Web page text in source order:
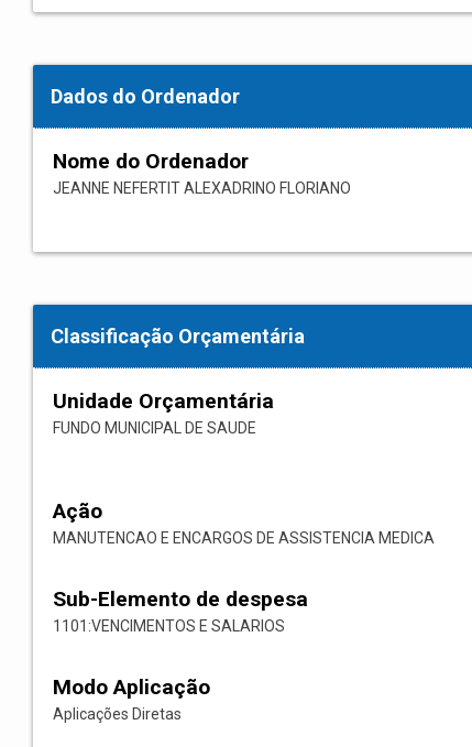
Dados do Ordenador
Nome do Ordenador
JEANNE NEFERTIT ALEXADRINO FLORIANO
Classificação Orçamentária
Unidade Orçamentária
FUNDO MUNICIPAL DE SAUDE
Ação
MANUTENCAO E ENCARGOS DE ASSISTENCIA MEDICA
Sub-Elemento de despesa
1101:VENCIMENTOS E SALARIOS
Modo Aplicação
Aplicações Diretas